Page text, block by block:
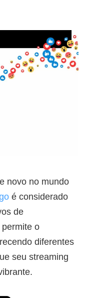
novo no mundo
é considerado
de
o
diferentes
seu streaming